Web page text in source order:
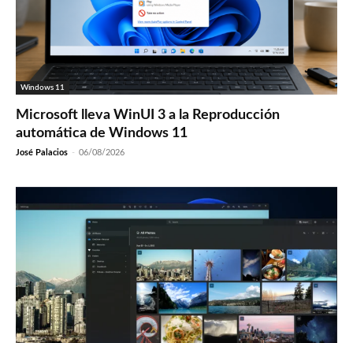
Windows 11
Microsoft lleva WinUI 3 a la Reproducción
automática de Windows 11
José Palacios - 06/08/2026